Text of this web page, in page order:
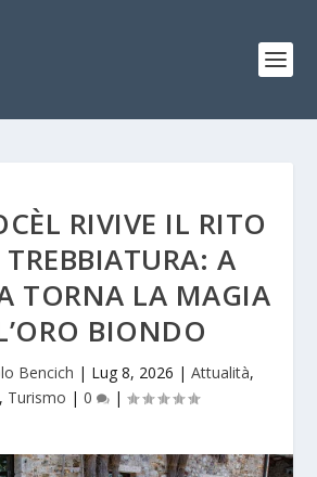
RIVIVE IL RITO
TREBBIATURA: A
TORNA LA MAGIA
BIONDO
Bencich | Lug 8, 2026 | Attualità,
, Turismo | 0 |